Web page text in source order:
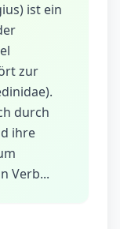
ist ein
zur
durch
ihre
Verb...